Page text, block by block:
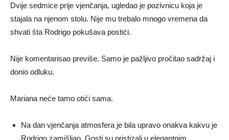
Dvije sedmice prije vjenčanja, ugledao je pozivnicu koja je
stajala na njenom stolu. Nije mu trebalo mnogo vremena da
shvati šta Rodrigo pokušava postići.
Nije komentarisao previše. Samo je pažljivo pročitao sadržaj i
donio odluku.
Mariana neće tamo otići sama.
Na dan vjenčanja atmosfera je bila upravo onakva kakvu je
Rodrigo zamišljao. Gosti su pristizali u elegantnim